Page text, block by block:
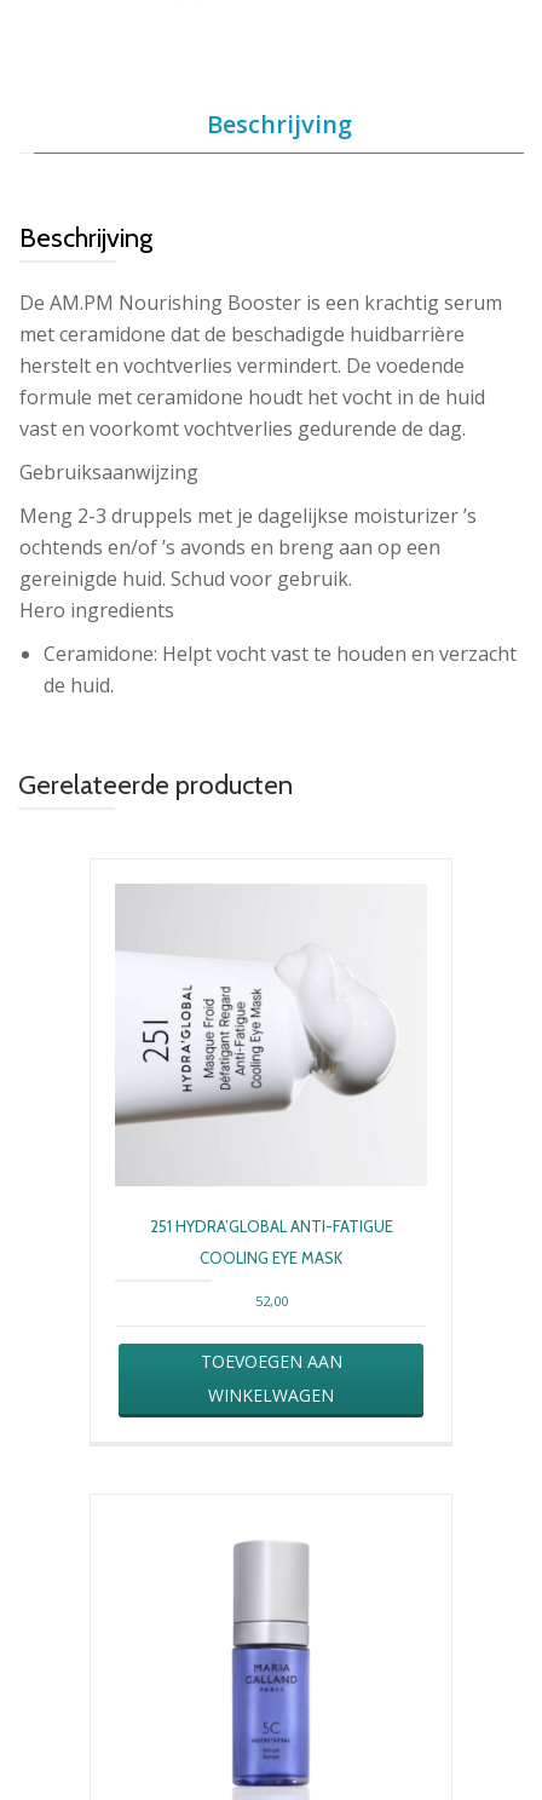
Beschrijving
Beschrijving
De AM.PM Nourishing Booster is een krachtig serum
met ceramidone dat de beschadigde huidbarrière
herstelt en vochtverlies vermindert. De voedende
formule met ceramidone houdt het vocht in de huid
vast en voorkomt vochtverlies gedurende de dag.
Gebruiksaanwijzing
Meng 2-3 druppels met je dagelijkse moisturizer ’s
ochtends en/of ’s avonds en breng aan op een
gereinigde huid. Schud voor gebruik.
Hero ingredients
Ceramidone: Helpt vocht vast te houden en verzacht
de huid.
Gerelateerde producten
251 HYDRA’GLOBAL ANTI-FATIGUE
COOLING EYE MASK
52,00
TOEVOEGEN AAN
WINKELWAGEN